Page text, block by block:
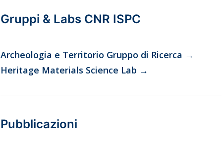
Gruppi & Labs CNR ISPC
Archeologia e Territorio Gruppo di Ricerca →
Heritage Materials Science Lab →
Pubblicazioni